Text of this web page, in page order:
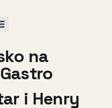
na
i Henry